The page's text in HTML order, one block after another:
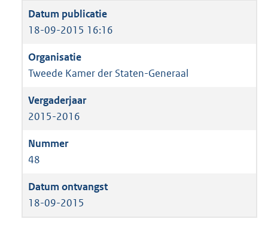
18-09-2015 16:16
Tweede Kamer der Staten-Generaal
2015-2016
48
18-09-2015